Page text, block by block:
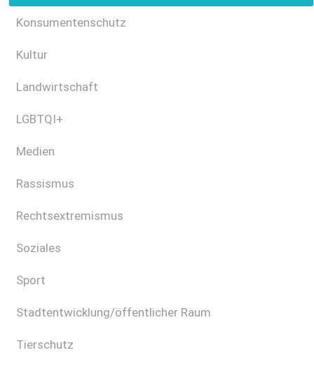
Konsumentenschutz
Kultur
Landwirtschaft
LGBTQI+
Medien
Rassismus
Rechtsextremismus
Soziales
Sport
Stadtentwicklung/öffentlicher Raum
Tierschutz